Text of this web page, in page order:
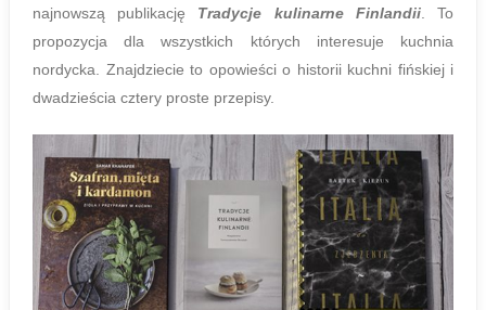
najnowszą publikację Tradycje kulinarne Finlandii. To
propozycja dla wszystkich których interesuje kuchnia
nordycka. Znajdziecie to opowieści o historii kuchni fińskiej i
dwadzieścia cztery proste przepisy.